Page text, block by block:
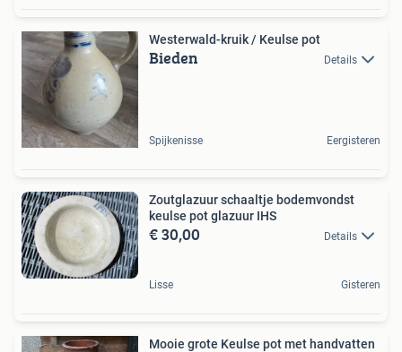
Westerwald-kruik / Keulse pot
Bieden Details
Spijkenisse Eergisteren
Zoutglazuur schaaltje bodemvondst
keulse pot glazuur IHS
€ 30,00 Details
Lisse Gisteren
Mooie grote Keulse pot met handvatten